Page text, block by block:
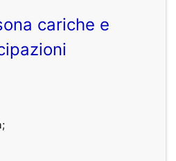
cariche e